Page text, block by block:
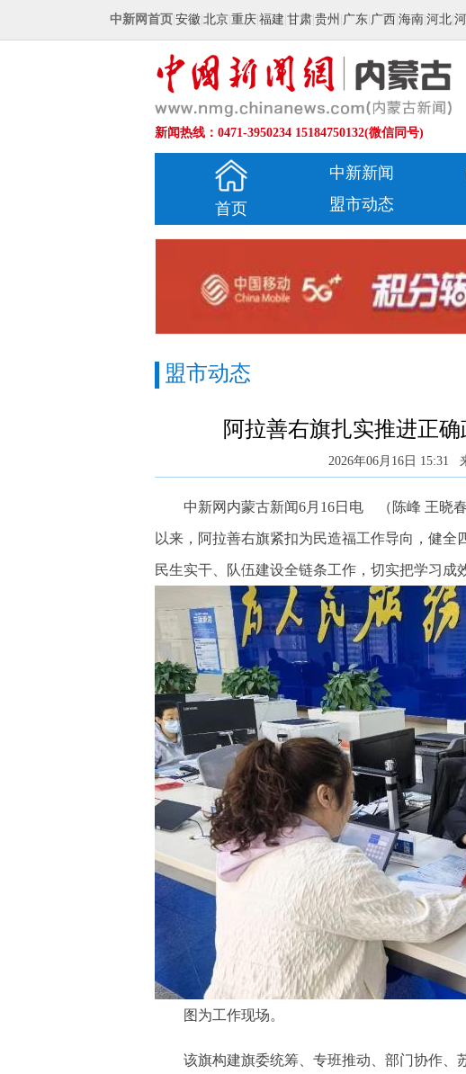
中新网首页 安徽 北京 重庆 福建 甘肃 贵州 广东 广西 海南 河北
新闻热线：0471-3950234 15184750132(微信同号)
首页
中新新闻
盟市动态
盟市动态
阿拉善右旗扎实推进正
2026年06月16日 15:31
中新网内蒙古新闻6月16日电 （陈峰 王晓春
以来，阿拉善右旗紧扣为民造福工作导向，健全
民生实干、队伍建设全链条工作，切实把学习成
图为工作现场。
该旗构建旗委统筹、专班推动、部门协作、